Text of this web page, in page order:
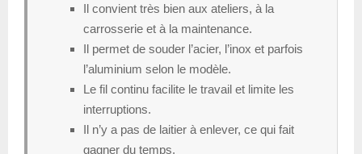
Il convient très bien aux ateliers, à la
carrosserie et à la maintenance.
Il permet de souder l’acier, l’inox et parfois
l’aluminium selon le modèle.
Le fil continu facilite le travail et limite les
interruptions.
Il n’y a pas de laitier à enlever, ce qui fait
gagner du temps.